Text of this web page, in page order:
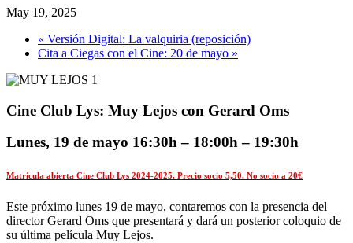
May 19, 2025
« Versión Digital: La valquiria (reposición)
Cita a Ciegas con el Cine: 20 de mayo »
Cine Club Lys: Muy Lejos con Gerard Oms
Lunes, 19 de mayo 16:30h – 18:00h – 19:30h
Matrícula abierta Cine Club Lys 2024-2025. Precio socio 5,50. No socio a 20€
Este próximo lunes 19 de mayo, contaremos con la presencia del
director Gerard Oms que presentará y dará un posterior coloquio de
su última película Muy Lejos.